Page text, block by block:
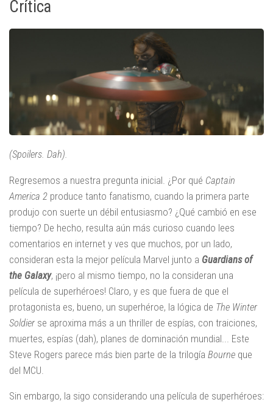
Crítica
(Spoilers. Dah).
Regresemos a nuestra pregunta inicial. ¿Por qué Captain
America 2 produce tanto fanatismo, cuando la primera parte
produjo con suerte un débil entusiasmo? ¿Qué cambió en ese
tiempo? De hecho, resulta aún más curioso cuando lees
comentarios en internet y ves que muchos, por un lado,
consideran esta la mejor película Marvel junto a Guardians of
the Galaxy, ¡pero al mismo tiempo, no la consideran una
película de superhéroes! Claro, y es que fuera de que el
protagonista es, bueno, un superhéroe, la lógica de The Winter
Soldier se aproxima más a un thriller de espías, con traiciones,
muertes, espías (dah), planes de dominación mundial... Este
Steve Rogers parece más bien parte de la trilogía Bourne que
del MCU.
Sin embargo, la sigo considerando una película de superhéroes: